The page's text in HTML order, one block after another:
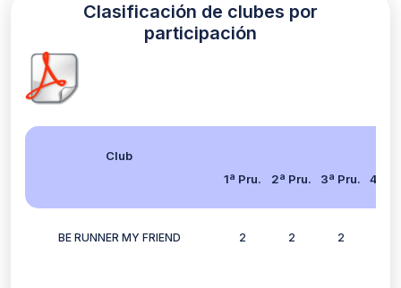
Clasificación de clubes por
participación
Club
1ª Pru.
2ª Pru. 3ª Pru. 4ª
BE RUNNER MY FRIEND 2 2 2